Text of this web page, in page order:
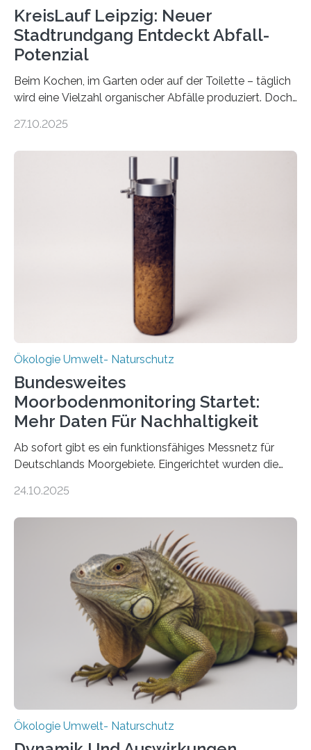
KreisLauf Leipzig: Neuer
Stadtrundgang Entdeckt Abfall-
Potenzial
Beim Kochen, im Garten oder auf der Toilette – täglich
wird eine Vielzahl organischer Abfälle produziert. Doch
Potenzial nur dann entfalten können, wenn sie in
Veränderung der Wirtschaft wichtig ist, zeigt der vom
Deutschen Biomasseforschungszentrum und der
Stadtreinigung Leipzig konzipierte und am 24. Oktober
2025 offiziell eingeweihte Stadtrundgang „KreisLauf“. Er
ist ab sofort im Leipziger Stadtgebiet…
27.10.2025
Ökologie Umwelt- Naturschutz
Bundesweites
Moorbodenmonitoring Startet:
Mehr Daten Für Nachhaltigkeit
Ab sofort gibt es ein funktionsfähiges Messnetz für
Deutschlands Moorgebiete. Eingerichtet wurden die
vergangenen fünf Jahren von Wissenschaftlerinnen
heutigen Donnerstag übergeben sie ihren Bericht zur
Aufbauphase an den Auftraggeber, das
Bundesministerium für Landwirtschaft, Ernährung und
Heimat. Braunschweig/Eberswalde (23. Oktober 2025).
Ein Netz aus 155 Messstationen spannt sich neuerdings
über Deutschlands Moorböden. Eingerichtet wurden sie
in den vergangenen fünf Jahren von
Wissenschaftlerinnen und Wissenschaftlern des
Thünen-Instituts für Agrarklimaschutz…
24.10.2025
Ökologie Umwelt- Naturschutz